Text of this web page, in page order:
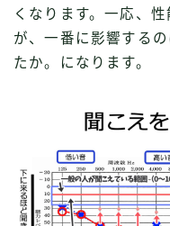
くなります。一応、
が、一番に影響する
たか。になります。